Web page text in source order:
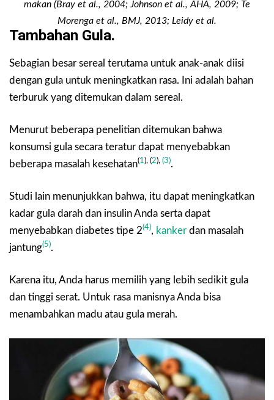
makan (Bray et al., 2004; Johnson et al., AHA, 2009; Te
Morenga et al., BMJ, 2013; Leidy et al.
Tambahan Gula.
Sebagian besar sereal terutama untuk anak-anak diisi
dengan gula untuk meningkatkan rasa. Ini adalah bahan
terburuk yang ditemukan dalam sereal.
Menurut beberapa penelitian ditemukan bahwa
konsumsi gula secara teratur dapat menyebabkan
beberapa masalah kesehatan(1), (2), (3).
Studi lain menunjukkan bahwa, itu dapat meningkatkan
kadar gula darah dan insulin Anda serta dapat
menyebabkan diabetes tipe 2(4), kanker dan masalah
jantung(5).
Karena itu, Anda harus memilih yang lebih sedikit gula
dan tinggi serat. Untuk rasa manisnya Anda bisa
menambahkan madu atau gula merah.